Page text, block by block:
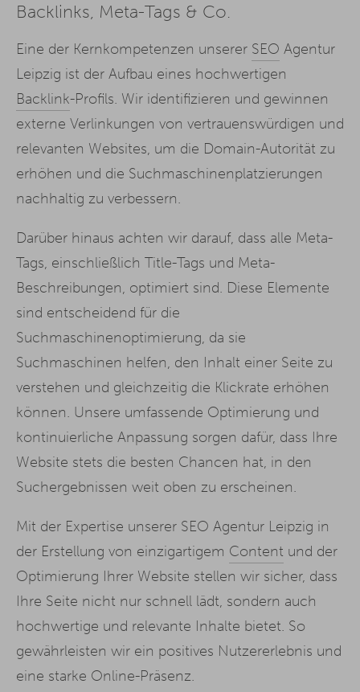
Backlinks, Meta-Tags & Co.
Eine der Kernkompetenzen unserer SEO Agentur
Leipzig ist der Aufbau eines hochwertigen
Backlink-Profils. Wir identifizieren und gewinnen
externe Verlinkungen von vertrauenswürdigen und
relevanten Websites, um die Domain-Autorität zu
erhöhen und die Suchmaschinenplatzierungen
nachhaltig zu verbessern.
Darüber hinaus achten wir darauf, dass alle Meta-
Tags, einschließlich Title-Tags und Meta-
Beschreibungen, optimiert sind. Diese Elemente
sind entscheidend für die
Suchmaschinenoptimierung, da sie
Suchmaschinen helfen, den Inhalt einer Seite zu
verstehen und gleichzeitig die Klickrate erhöhen
können. Unsere umfassende Optimierung und
kontinuierliche Anpassung sorgen dafür, dass Ihre
Website stets die besten Chancen hat, in den
Suchergebnissen weit oben zu erscheinen.
Mit der Expertise unserer SEO Agentur Leipzig in
der Erstellung von einzigartigem Content und der
Optimierung Ihrer Website stellen wir sicher, dass
Ihre Seite nicht nur schnell lädt, sondern auch
hochwertige und relevante Inhalte bietet. So
gewährleisten wir ein positives Nutzererlebnis und
eine starke Online-Präsenz.